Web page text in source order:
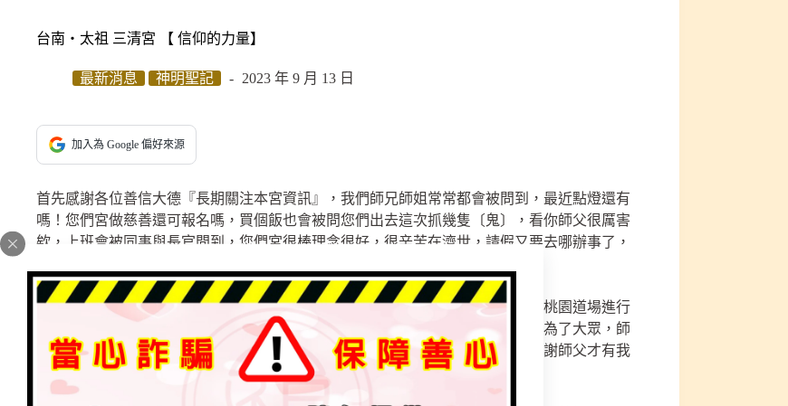
台南‧太祖 三清宮 【 信仰的力量】
最新消息 神明聖記 2023 年 9 月 13 日
加入為 Google 偏好來源
首先感謝各位善信大德『長期關注本宮資訊』，我們師兄師姐常常都會被問到，最近點燈還有
嗎！您們宮做慈善還可報名嗎，買個飯也會被問您們出去這次抓幾隻〔鬼〕，看你師父很厲害
欸，上班會被同事與長官問到，您們宮很棒理念很好，很辛苦在濟世，請假又要去哪辦事了，
連帶小孩上課也會被問您們宮有在捐獻，老師我想報名怎跟妳報名、怎給資料，桃園道場進行
到什麼階段我想參與，去夜市買食物時、師兄這給您吃就好，感謝您們這麼辛苦為了大眾，師
兄我經過您宮我拿海產給您們、幫我跟師父感恩，師兄我賣雞肉這給大家吃，感謝師父才有我
現在的成功！